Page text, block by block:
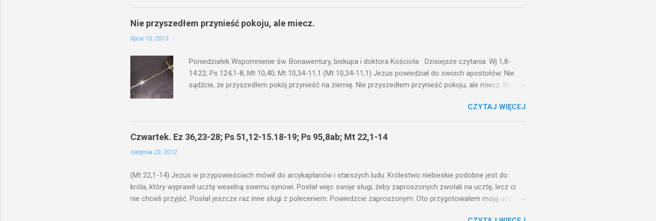
odmierzą wam i jeszcze wam dołożą. Bo kto ma, temu będzie dane; a kto nie ma, pozbawią go i tego, co
ma. W dzisiejszym fragmencie z Ewangelii Jezus kontynuuje przypowieści.... Czy po to wnosi się światło,
by je postawić pod korcem lub pod łóżkiem? Czy nie po to, aby je postawić na świeczniku? Nie ma
Nie przyszedłem przynieść pokoju, ale miecz.
lipca 15, 2013
Poniedziałek Wspomnienie św. Bonawentury, biskupa i doktora Kościoła Dzisiejsze czytania: Wj 1,8-
14.22; Ps 124,1-8; Mt 10,40; Mt 10,34-11,1 (Mt 10,34-11,1) Jezus powiedział do swoich apostołów: Nie
sądźcie, że przyszedłem pokój przynieść na ziemię. Nie przyszedłem przynieść pokoju, ale miecz. Bo
człowieka jego domownicy. Kto kocha ojca lub matkę bardziej niż Mnie, nie jest Mnie godzien. I kto kocha
syna lub córkę bardziej niż Mnie, nie jest Mnie godzien. Kto nie bierze swego krzyża, a idzie za Mną, nie
jest Mnie godzien. Kto chce znaleźć swe życie, straci je, a kto straci swe życie z mego powodu, znajdzie
je. Kto was przyjmuje, Mnie przyjmuje; a kto Mnie przyjmuje, przyjmuje Tego, który Mnie posłał. Kto
CZYTAJ WIĘCEJ
Czwartek. Ez 36,23-28; Ps 51,12-15.18-19; Ps 95,8ab; Mt 22,1-14
sierpnia 23, 2012
(Mt 22,1-14) Jezus w przypowieściach mówił do arcykapłanów i starszych ludu: Królestwo niebieskie podobne jest do
króla, który wyprawił ucztę weselną swemu synowi. Posłał więc swoje sługi, żeby zaproszonych zwołali na ucztę, lecz ci
nie chcieli przyjść. Posłał jeszcze raz inne sługi z poleceniem: Powiedzcie zaproszonym: Oto przygotowałem moją ucztę: